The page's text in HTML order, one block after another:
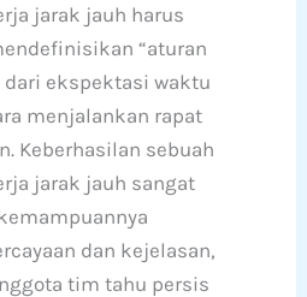
jarak jauh harus
“aturan
ekspektasi waktu
menjalankan rapat
Keberhasilan sebuah
jarak jauh sangat
dan kejelasan,
tim tahu persis